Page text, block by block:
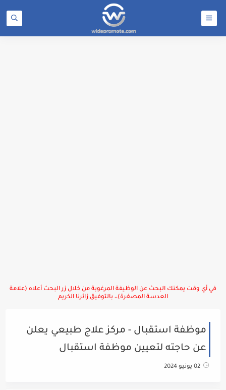
في أي وقت يمكنك البحث عن الوظيفة المرغوبة من خلال زر البحث أعلاه (علامة
العدسة المصغرة)،، بالتوفيق زائرنا الكريم
موظفة استقبال - مركز علاج طبيعي يعلن
عن حاجته لتعيين موظفة استقبال
02 يونيو 2024